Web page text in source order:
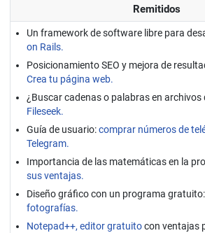
Remitidos
Un framework de software libre para
on Rails.
Posicionamiento SEO y mejora de
Crea tu página web.
¿Buscar cadenas o palabras en archivos
Fileseek.
Guía de usuario:comprar números de
Telegram.
Importancia de las matemáticas en la
sus ventajas.
Diseño gráfico con un programa gratuito:
fotografías.
Notepad++, editor gratuitocon ventajas